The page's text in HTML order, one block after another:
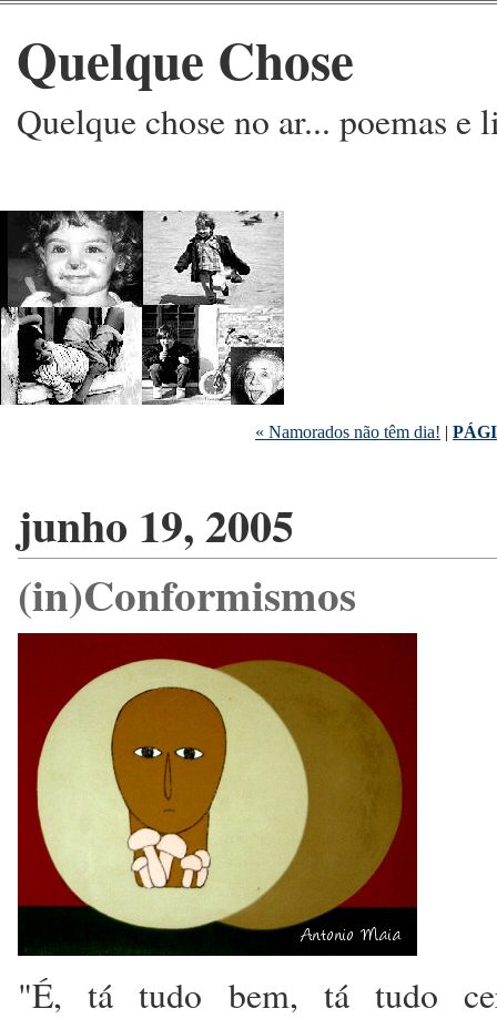
Quelque Chose
Quelque chose no ar... poemas e
« Namorados não têm dia! |
junho 19, 2005
(in)Conformismos
"É, tá tudo bem, tá tudo